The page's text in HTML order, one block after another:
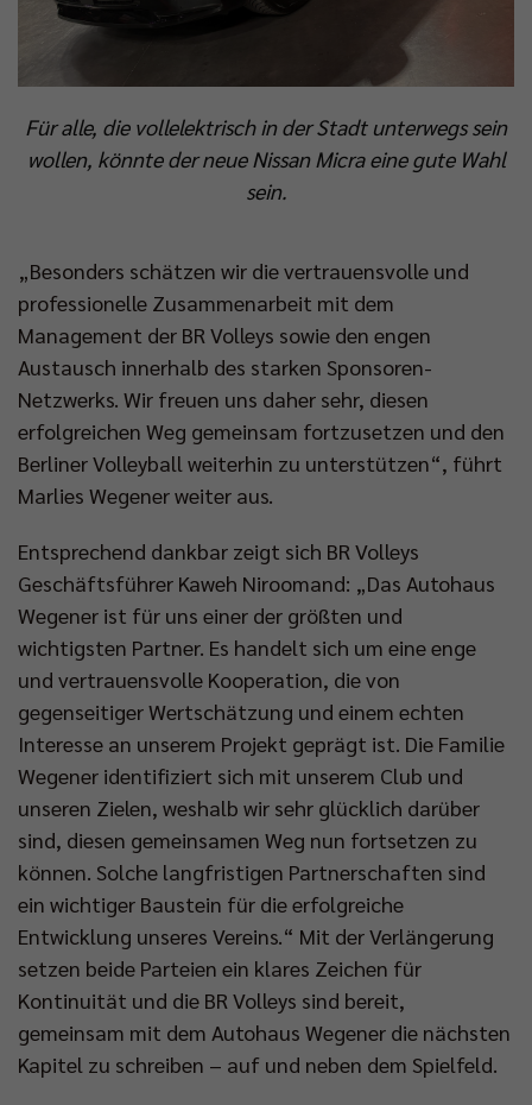
Für alle, die vollelektrisch in der Stadt unterwegs sein
wollen, könnte der neue Nissan Micra eine gute Wahl
sein.
„Besonders schätzen wir die vertrauensvolle und
professionelle Zusammenarbeit mit dem
Management der BR Volleys sowie den engen
Austausch innerhalb des starken Sponsoren-
Netzwerks. Wir freuen uns daher sehr, diesen
erfolgreichen Weg gemeinsam fortzusetzen und den
Berliner Volleyball weiterhin zu unterstützen“, führt
Marlies Wegener weiter aus.
Entsprechend dankbar zeigt sich BR Volleys
Geschäftsführer Kaweh Niroomand: „Das Autohaus
Wegener ist für uns einer der größten und
wichtigsten Partner. Es handelt sich um eine enge
und vertrauensvolle Kooperation, die von
gegenseitiger Wertschätzung und einem echten
Interesse an unserem Projekt geprägt ist. Die Familie
Wegener identifiziert sich mit unserem Club und
unseren Zielen, weshalb wir sehr glücklich darüber
sind, diesen gemeinsamen Weg nun fortsetzen zu
können. Solche langfristigen Partnerschaften sind
ein wichtiger Baustein für die erfolgreiche
Entwicklung unseres Vereins.“ Mit der Verlängerung
setzen beide Parteien ein klares Zeichen für
Kontinuität und die BR Volleys sind bereit,
gemeinsam mit dem Autohaus Wegener die nächsten
Kapitel zu schreiben – auf und neben dem Spielfeld.